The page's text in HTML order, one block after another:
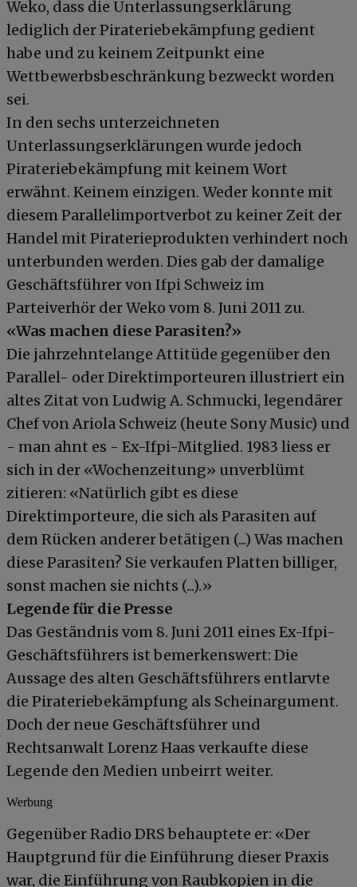
Weko, dass die Unterlassungserklärung
lediglich der Pirateriebekämpfung gedient
habe und zu keinem Zeitpunkt eine
Wettbewerbsbeschränkung bezweckt worden
sei.
In den sechs unterzeichneten
Unterlassungserklärungen wurde jedoch
Pirateriebekämpfung mit keinem Wort
erwähnt. Keinem einzigen. Weder konnte mit
diesem Parallelimportverbot zu keiner Zeit der
Handel mit Piraterieprodukten verhindert noch
unterbunden werden. Dies gab der damalige
Geschäftsführer von Ifpi Schweiz im
Parteiverhör der Weko vom 8. Juni 2011 zu.
«Was machen diese Parasiten?»
Die jahrzehntelange Attitüde gegenüber den
Parallel- oder Direktimporteuren illustriert ein
altes Zitat von Ludwig A. Schmucki, legendärer
Chef von Ariola Schweiz (heute Sony Music) und
- man ahnt es - Ex-Ifpi-Mitglied. 1983 liess er
sich in der «Wochenzeitung» unverblümt
zitieren: «Natürlich gibt es diese
Direktimporteure, die sich als Parasiten auf
dem Rücken anderer betätigen (...) Was machen
diese Parasiten? Sie verkaufen Platten billiger,
sonst machen sie nichts (...).»
Legende für die Presse
Das Geständnis vom 8. Juni 2011 eines Ex-Ifpi-
Geschäftsführers ist bemerkenswert: Die
Aussage des alten Geschäftsführers entlarvte
die Pirateriebekämpfung als Scheinargument.
Doch der neue Geschäftsführer und
Rechtsanwalt Lorenz Haas verkaufte diese
Legende den Medien unbeirrt weiter.
Werbung
Gegenüber Radio DRS behauptete er: «Der
Hauptgrund für die Einführung dieser Praxis
war, die Einführung von Raubkopien in die